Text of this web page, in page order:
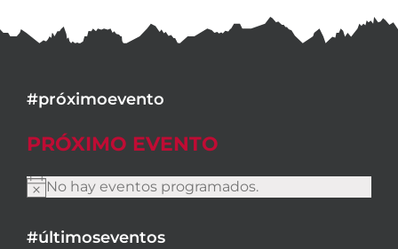
#próximoevento
PRÓXIMO EVENTO
Aviso
No hay eventos programados.
#últimoseventos